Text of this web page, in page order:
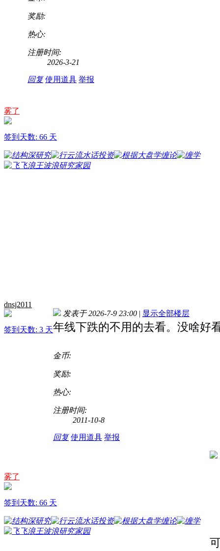
奖励:
热心:
注册时间:
2026-3-21
回复 使用道具 举报
雾了
签到天数: 66 天
dnsj2011
签到天数: 3 天
发表于 2026-7-9 23:00 | 显示全部楼层
年线下跌的不用的去看。没啥好
金币:
奖励:
热心:
注册时间:
2011-10-8
回复 使用道具 举报
雾了
签到天数: 66 天